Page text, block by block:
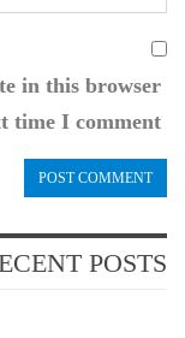
in this browser
time I comment.
POSTS